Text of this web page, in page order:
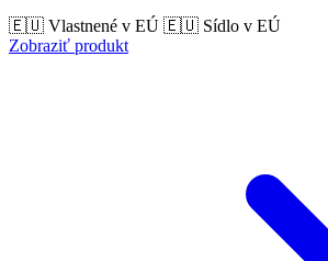
🇪🇺 Vlastnené v EÚ 🇪🇺 Sídlo v EÚ
Zobraziť produkt